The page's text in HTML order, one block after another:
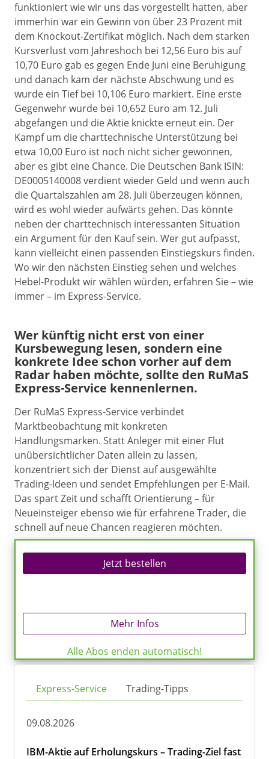
funktioniert wie wir uns das vorgestellt hatten, aber
immerhin war ein Gewinn von über 23 Prozent mit
dem Knockout-Zertifikat möglich. Nach dem starken
Kursverlust vom Jahreshoch bei 12,56 Euro bis auf
10,70 Euro gab es gegen Ende Juni eine Beruhigung
und danach kam der nächste Abschwung und es
wurde ein Tief bei 10,106 Euro markiert. Eine erste
Gegenwehr wurde bei 10,652 Euro am 12. Juli
abgefangen und die Aktie knickte erneut ein. Der
Kampf um die charttechnische Unterstützung bei
etwa 10,00 Euro ist noch nicht sicher gewonnen,
aber es gibt eine Chance. Die Deutschen Bank ISIN:
DE0005140008 verdient wieder Geld und wenn auch
die Quartalszahlen am 28. Juli überzeugen können,
wird es wohl wieder aufwärts gehen. Das könnte
neben der charttechnisch interessanten Situation
ein Argument für den Kauf sein. Wer gut aufpasst,
kann vielleicht einen passenden Einstiegskurs finden.
Wo wir den nächsten Einstieg sehen und welches
Hebel-Produkt wir wählen würden, erfahren Sie – wie
immer – im Express-Service.
Wer künftig nicht erst von einer
Kursbewegung lesen, sondern eine
konkrete Idee schon vorher auf dem
Radar haben möchte, sollte den RuMaS
Express-Service kennenlernen.
Der RuMaS Express-Service verbindet
Marktbeobachtung mit konkreten
Handlungsmarken. Statt Anleger mit einer Flut
unübersichtlicher Daten allein zu lassen,
konzentriert sich der Dienst auf ausgewählte
Trading-Ideen und sendet Empfehlungen per E-Mail.
Das spart Zeit und schafft Orientierung – für
Neueinsteiger ebenso wie für erfahrene Trader, die
schnell auf neue Chancen reagieren möchten.
Jetzt bestellen
Mehr Infos
Alle Abos enden automatisch!
Express-Service Trading-Tipps
09.08.2026
IBM-Aktie auf Erholungskurs – Trading-Ziel fast